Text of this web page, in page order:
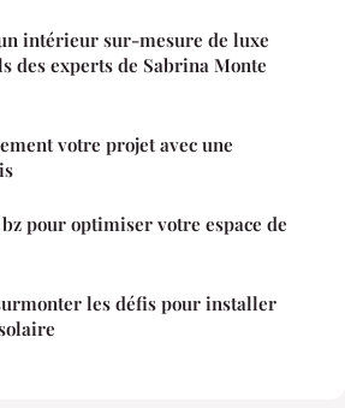
intérieur sur-mesure de luxe
des experts de Sabrina Monte
votre projet avec une
pour optimiser votre espace de
les défis pour installer